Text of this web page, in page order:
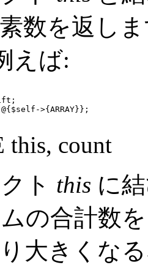
数を返し
えば:
>{ARRAY}};
this, count
ト this に
の合計数
大きくな